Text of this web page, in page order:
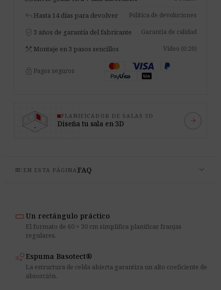
reply Hasta 14 días para devolver Política de devoluciones
verified_user 3 años de garantía del fabricante Garantía de calidad
construction Montaje en 3 pasos sencillos Vídeo (0:20)
lock Pagos seguros
PLANIFICADOR DE SALAS 3D
Diseña tu sala en 3D arrow_forward
toc EN ESTA PÁGINA FAQ expand_more
crop_16_9 Un rectángulo práctico
El formato de 60 × 30 cm simplifica planificar franjas
regulares.
bubble_chartEspuma Basotect®
La estructura de celda abierta garantiza un alto coeficiente de
absorción.